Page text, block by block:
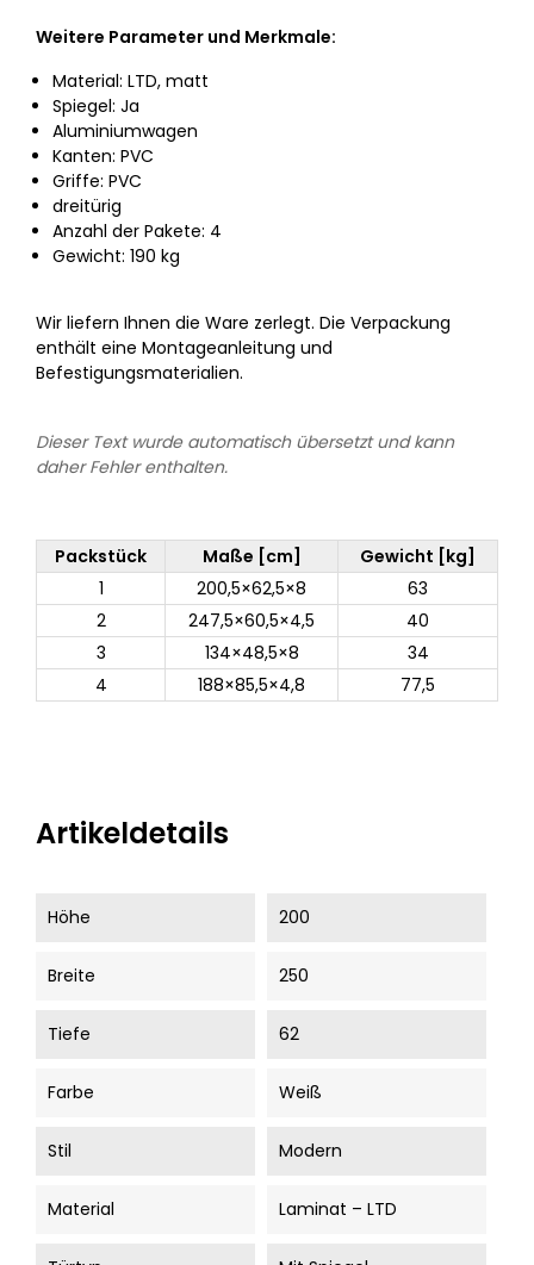
Weitere Parameter und Merkmale:
Material: LTD, matt
Spiegel: Ja
Aluminiumwagen
Kanten: PVC
Griffe: PVC
dreitürig
Anzahl der Pakete: 4
Gewicht: 190 kg
Wir liefern Ihnen die Ware zerlegt. Die Verpackung
enthält eine Montageanleitung und
Befestigungsmaterialien.
Dieser Text wurde automatisch übersetzt und kann
daher Fehler enthalten.
Packstück Maße [cm]
Gewicht [kg]
1
200,5×62,5×8
63
2
247,5×60,5×4,5
40
3
134×48,5×8
34
4
188×85,5×4,8 77,5
Artikeldetails
Höhe 200
Breite 250
Tiefe 62
Farbe Weiß
Stil Modern
Material Laminat – LTD